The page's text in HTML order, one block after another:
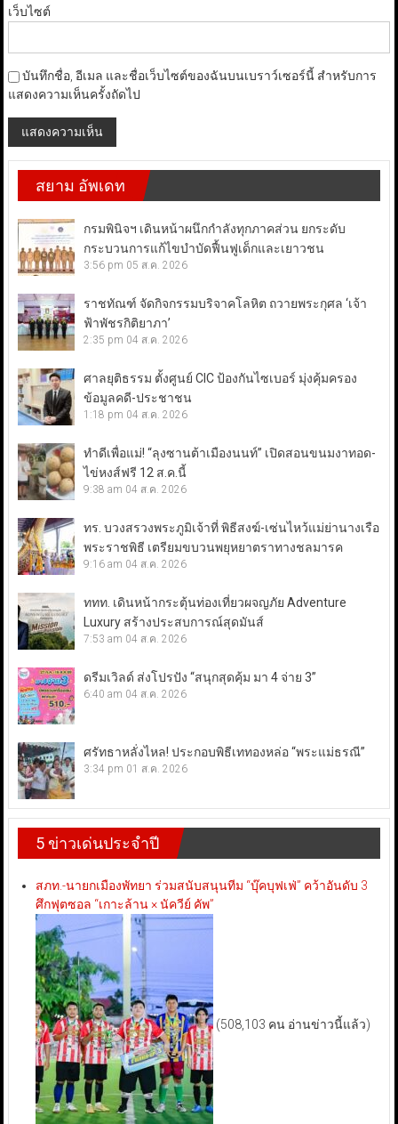
เว็บไซต์
บันทึกชื่อ, อีเมล และชื่อเว็บไซต์ของฉันบนเบราว์เซอร์นี้ สำหรับการ
แสดงความเห็นครั้งถัดไป
สยาม อัพเดท
กรมพินิจฯ เดินหน้าผนึกกำลังทุกภาคส่วน ยกระดับ
กระบวนการแก้ไขบำบัดฟื้นฟูเด็กและเยาวชน
3:56 pm 05 ส.ค. 2026
ราชทัณฑ์ จัดกิจกรรมบริจาคโลหิต ถวายพระกุศล ‘เจ้า
ฟ้าพัชรกิติยาภา’
2:35 pm 04 ส.ค. 2026
ศาลยุติธรรม ตั้งศูนย์ CIC ป้องกันไซเบอร์ มุ่งคุ้มครอง
ข้อมูลคดี-ประชาชน
1:18 pm 04 ส.ค. 2026
ทำดีเพื่อแม่! “ลุงซานต้าเมืองนนท์” เปิดสอนขนมงาทอด-
ไข่หงส์ฟรี 12 ส.ค.นี้
9:38 am 04 ส.ค. 2026
ทร. บวงสรวงพระภูมิเจ้าที่ พิธีสงฆ์-เซ่นไหว้แม่ย่านางเรือ
พระราชพิธี เตรียมขบวนพยุหยาตราทางชลมารค
9:16 am 04 ส.ค. 2026
ททท. เดินหน้ากระตุ้นท่องเที่ยวผจญภัย Adventure
Luxury สร้างประสบการณ์สุดมันส์
7:53 am 04 ส.ค. 2026
ดรีมเวิลด์ ส่งโปรปัง “สนุกสุดคุ้ม มา 4 จ่าย 3”
6:40 am 04 ส.ค. 2026
ศรัทธาหลั่งไหล! ประกอบพิธีเททองหล่อ “พระแม่ธรณี”
3:34 pm 01 ส.ค. 2026
5 ข่าวเด่นประจำปี
สภท.-นายกเมืองพัทยา ร่วมสนับสนุนทีม “บุ๊คบุฟเฟ่” คว้าอันดับ 3
ศึกฟุตซอล “เกาะล้าน × นัควีย์ คัพ”
(508,103 คน อ่านข่าวนี้แล้ว)